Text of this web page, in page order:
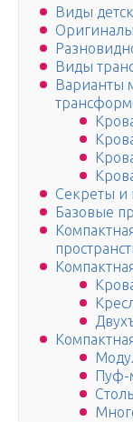
Виды
Виды
Варианты
Секреты и
Базовые
Пуф-